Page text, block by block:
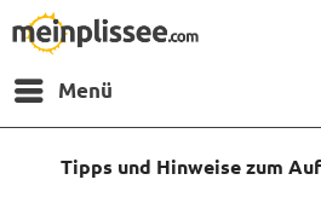
Menü
Tipps und Hinweise zum